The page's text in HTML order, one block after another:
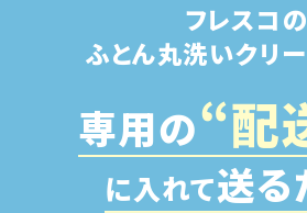
フレスコの
ふとん丸洗いクリ
専用の“配
に入れて送る